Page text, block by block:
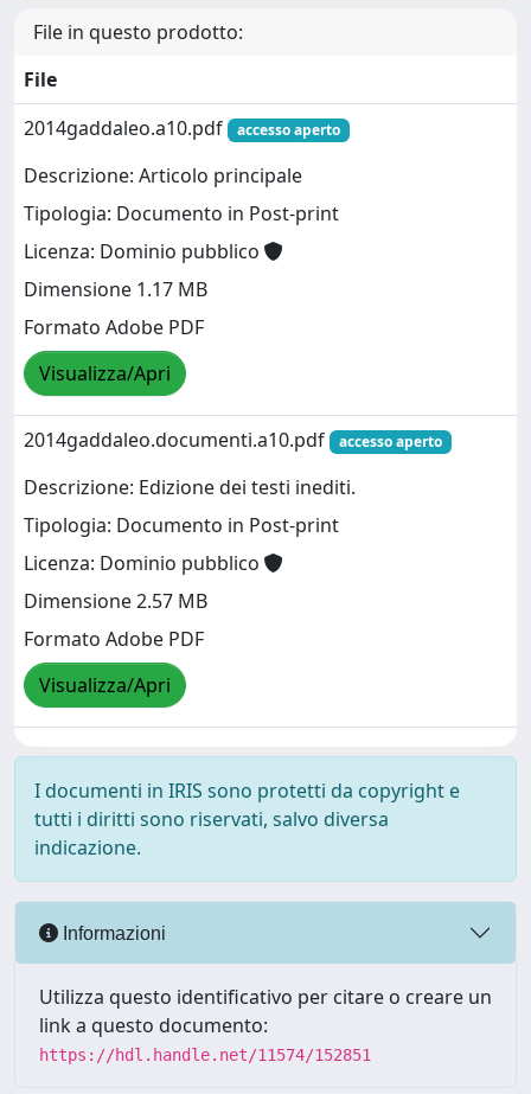
File in questo prodotto:
File
2014gaddaleo.a10.pdf
accesso aperto
Descrizione: Articolo principale
Tipologia: Documento in Post-print
Licenza: Dominio pubblico
Dimensione 1.17 MB
Formato Adobe PDF
Visualizza/Apri
2014gaddaleo.documenti.a10.pdf accesso aperto
Descrizione: Edizione dei testi inediti.
Tipologia: Documento in Post-print
Licenza: Dominio pubblico
Dimensione 2.57 MB
Formato Adobe PDF
Visualizza/Apri
I documenti in IRIS sono protetti da copyright e
tutti i diritti sono riservati, salvo diversa
indicazione.
Informazioni
Utilizza questo identificativo per citare o creare un
link a questo documento:
https://hdl.handle.net/11574/152851